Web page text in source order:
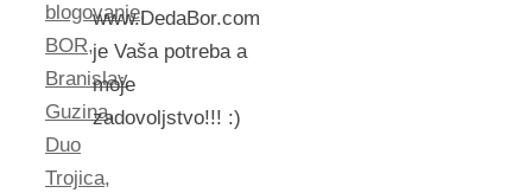
blogovanje,
BOR,
Branislav
Guzina,
Duo
Trojica,
www.DedaBor.com
je Vaša potreba a
moje
zadovoljstvo!!! :)